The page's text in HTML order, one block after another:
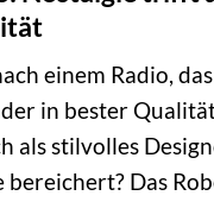
einem Radio,
in bester
als stilvolles
Das